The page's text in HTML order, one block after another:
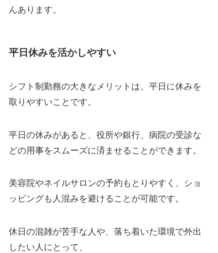
んあります。
平日休みを活かしやすい
シフト制勤務の大きなメリットは、平日に休みを
取りやすいことです。
平日の休みがあると、役所や銀行、病院の受診な
どの用事をスムーズに済ませることができます。
美容院やネイルサロンの予約もとりやすく、ショ
ッピングも人混みを避けることが可能です。
休日の混雑が苦手な人や、落ち着いた環境で外出
したい人にとって、